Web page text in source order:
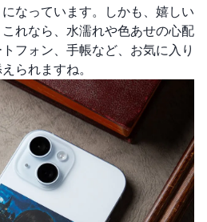
なっています。しかも、嬉しい
これなら、水濡れや色あせの心配
フォン、手帳など、お気に入り
られますね。